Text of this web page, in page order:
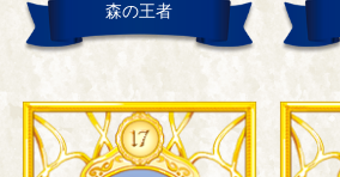
森の王者